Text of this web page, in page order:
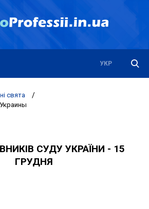
РУС
УКР
свята /
СУДУ УКРАЇНИ - 15
ГРУДНЯ